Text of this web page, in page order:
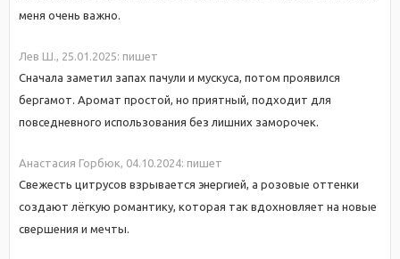
меня очень важно.
Лев Ш., 25.01.2025: пишет
Сначала заметил запах пачули и мускуса, потом проявился
бергамот. Аромат простой, но приятный, подходит для
повседневного использования без лишних заморочек.
Анастасия Горбюк, 04.10.2024: пишет
Свежесть цитрусов взрывается энергией, а розовые оттенки
создают лёгкую романтику, которая так вдохновляет на новые
свершения и мечты.